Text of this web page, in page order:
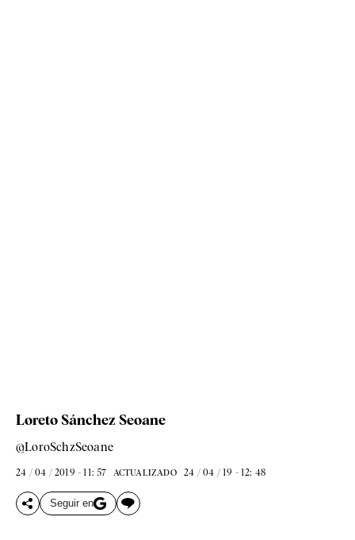
Loreto Sánchez Seoane
@LoroSchzSeoane
24 / 04 / 2019 - 11: 57 ACTUALIZADO 24 / 04 / 19 - 12: 48
Seguir en